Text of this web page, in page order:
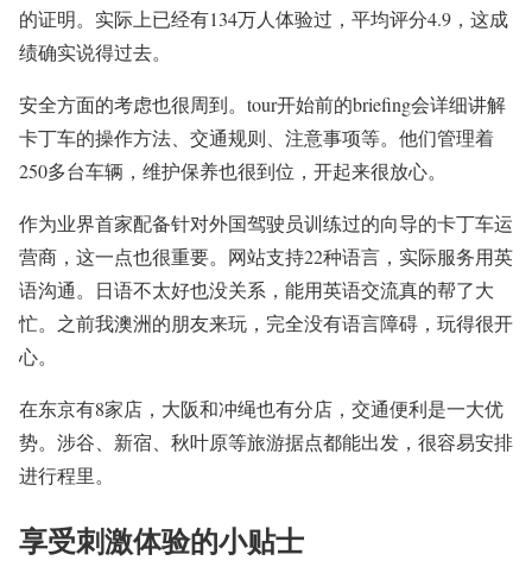
的证明。实际上已经有134万人体验过，平均评分4.9，这成
绩确实说得过去。
安全方面的考虑也很周到。tour开始前的briefing会详细讲解
卡丁车的操作方法、交通规则、注意事项等。他们管理着
250多台车辆，维护保养也很到位，开起来很放心。
作为业界首家配备针对外国驾驶员训练过的向导的卡丁车运
营商，这一点也很重要。网站支持22种语言，实际服务用英
语沟通。日语不太好也没关系，能用英语交流真的帮了大
忙。之前我澳洲的朋友来玩，完全没有语言障碍，玩得很开
心。
在东京有8家店，大阪和冲绳也有分店，交通便利是一大优
势。涉谷、新宿、秋叶原等旅游据点都能出发，很容易安排
进行程里。
享受刺激体验的小贴士